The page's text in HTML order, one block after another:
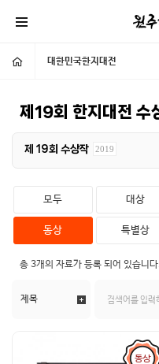
대한민국한지대전
제19회 한지대전 수
제 19회 수상작 2019
모두 대상
동상 특별상
총 3개의 자료가 등록 되어 있습니
동상